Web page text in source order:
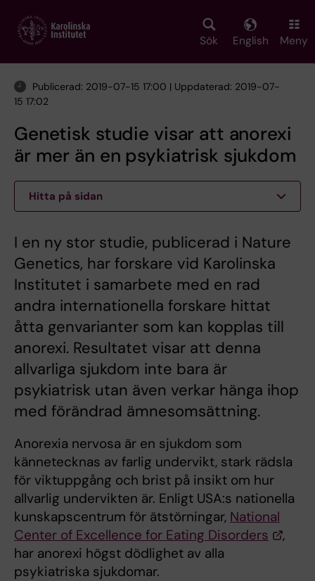
main
Sök English Meny
Publicerad: 2019-07-15 17:00 | Uppdaterad: 2019-07-
15 17:02
Genetisk studie visar att anorexi
är mer än en psykiatrisk sjukdom
Hitta på sidan
I en ny stor studie, publicerad i Nature
Genetics, har forskare vid Karolinska
Institutet i samarbete med en rad
andra internationella forskare hittat
åtta genvarianter som kan kopplas till
anorexi. Resultatet visar att denna
allvarliga sjukdom inte bara är
psykiatrisk utan även verkar hänga ihop
med förändrad ämnesomsättning.
Anorexia nervosa är en sjukdom som
kännetecknas av farlig undervikt, stark rädsla
för viktuppgång och brist på insikt om hur
allvarlig undervikten är. Enligt USA:s nationella
kunskapscentrum för ätstörningar, National
Center of Excellence for Eating Disorders
,
har anorexi högst dödlighet av alla
psykiatriska sjukdomar.